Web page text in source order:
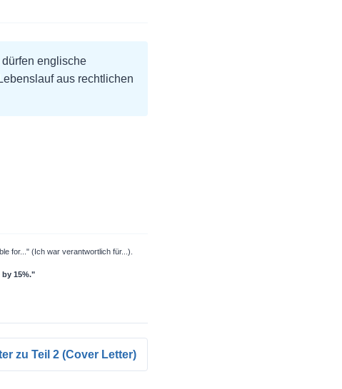
englische
aus rechtlichen
for..." (Ich war verantwortlich für...).
15%."
zu Teil 2 (Cover Letter)